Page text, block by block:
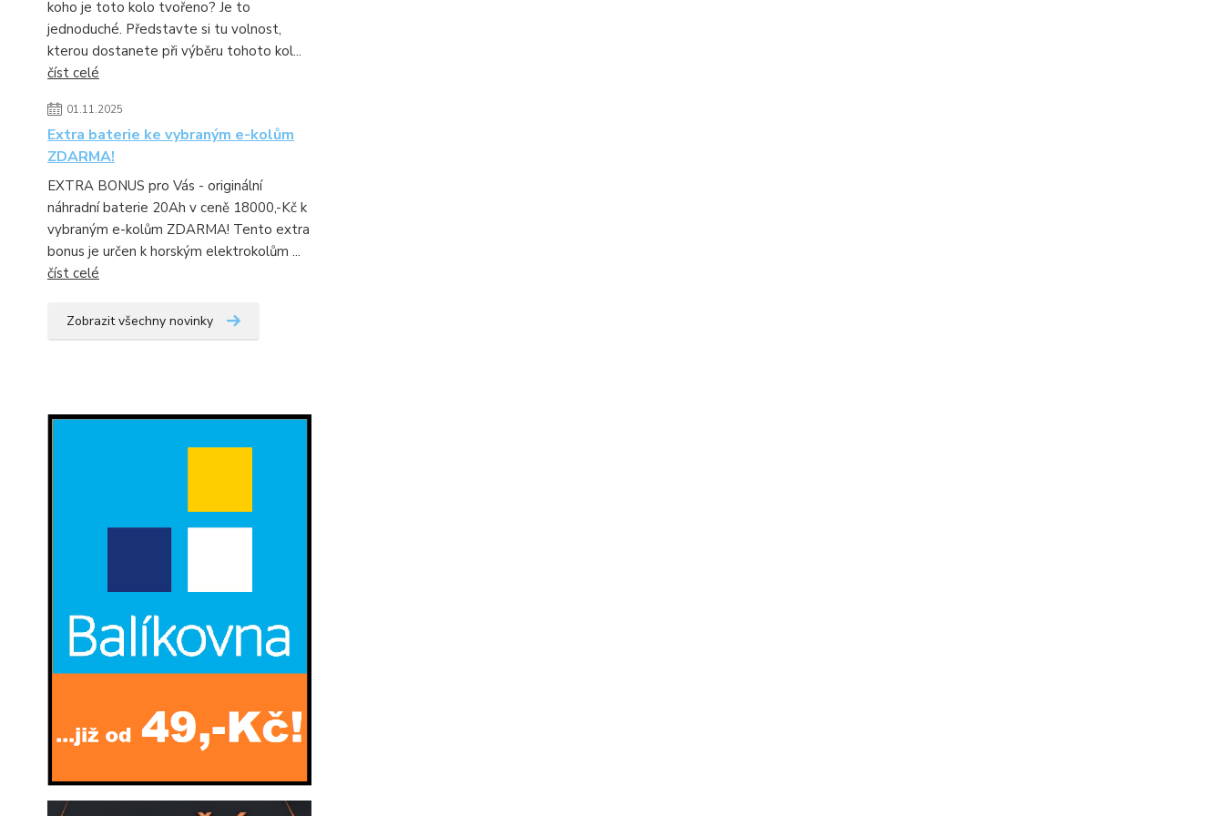
koho je toto kolo tvořeno? Je to
jednoduché. Představte si tu volnost,
kterou dostanete při výběru tohoto kol...
číst celé
01.11.2025
Extra baterie ke vybraným e-kolům
ZDARMA!
EXTRA BONUS pro Vás - originální
náhradní baterie 20Ah v ceně 18000,-Kč k
vybraným e-kolům ZDARMA! Tento extra
bonus je určen k horským elektrokolům ...
číst celé
Zobrazit všechny novinky